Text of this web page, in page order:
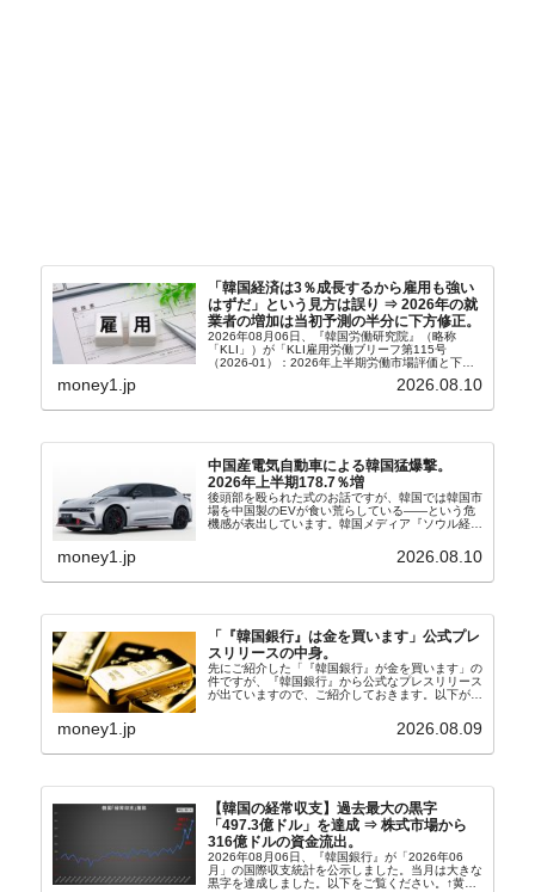
「韓国経済は3％成長するから雇用も強い
はずだ」という見方は誤り ⇒ 2026年の就
業者の増加は当初予測の半分に下方修正。
2026年08月06日、『韓国労働研究院』（略称
「KLI」）が「KLI雇用労働ブリーフ第115号
（2026-01）：2026年上半期労働市場評価と下半
度もご紹介していますが、政府が何よりも大...
money1.jp 2026.08.10
中国産電気自動車による韓国猛爆撃。
2026年上半期178.7％増
後頭部を殴られた式のお話ですが、韓国では韓国市
場を中国製のEVが食い荒らしている――という危
機感が表出しています。韓国メディア『ソウル経
ルは「中国EVの大攻勢…東風もプジョーと手を組
money1.jp 2026.08.10
「『韓国銀行』は金を買います」公式プレ
スリリースの中身。
先にご紹介した「『韓国銀行』が金を買います」の
件ですが、『韓国銀行』から公式なプレスリリース
が出ていますので、ご紹介しておきます。以下が全
れ協力体制を構築□『韓国銀行』は、国内生産金の
money1.jp 2026.08.09
【韓国の経常収支】過去最大の黒字
「497.3億ドル」を達成 ⇒ 株式市場から
316億ドルの資金流出。
2026年08月06日、『韓国銀行』が「2026年06
月」の国際収支統計を公示しました。当月は大きな
黒字を達成しました。以下をご覧ください。↑黄色